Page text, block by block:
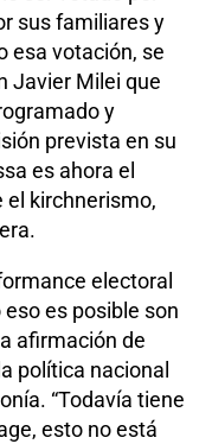
sus familiares y
esa votación, se
Javier Milei que
y
prevista en su
es ahora el
el kirchnerismo,
electoral
es posible son
afirmación de
política nacional
“Todavía tiene
esto no está